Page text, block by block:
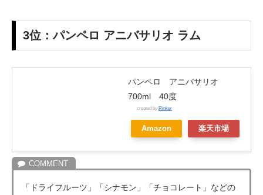
3位：パンペロ アニバサリオ ラム
パンペロ アニバサリオ
700ml 40度
created by Rinker
Amazon 楽天市場
「ドライフルーツ」「シナモン」「チョコレート」などの